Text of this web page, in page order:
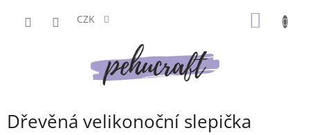
CZK
Dřevěná velikonoční slepička